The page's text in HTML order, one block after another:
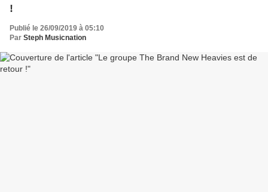
!
Publié le 26/09/2019 à 05:10
Par Steph Musicnation